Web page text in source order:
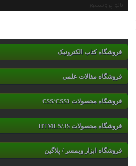
نانو پروسسور
فروشگاه کتاب الکترونیک
فروشگاه مقالات علمی
فروشگاه محصولات CSS/CSS3
فروشگاه محصولات HTML5/JS
فروشگاه ابزار وبمسر / پلاگین